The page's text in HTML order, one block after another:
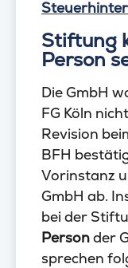
Stiftung
Person
Die GmbH
FG Köln
Revision
BFH
Vorinstanz
GmbH ab.
bei der
Personder
sprechen